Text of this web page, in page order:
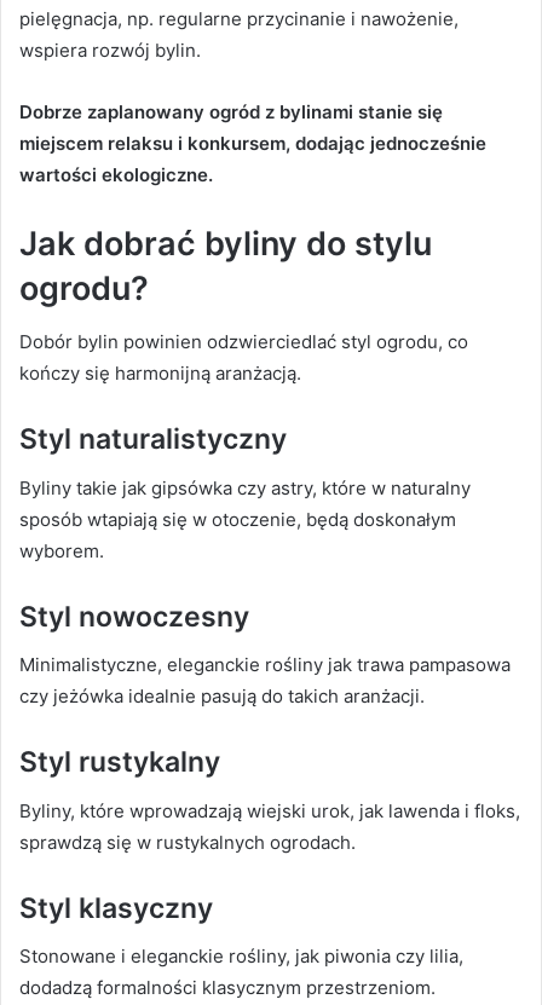
pielęgnacja, np. regularne przycinanie i nawożenie,
wspiera rozwój bylin.
Dobrze zaplanowany ogród z bylinami stanie się
miejscem relaksu i konkursem, dodając jednocześnie
wartości ekologiczne.
Jak dobrać byliny do stylu
ogrodu?
Dobór bylin powinien odzwierciedlać styl ogrodu, co
kończy się harmonijną aranżacją.
Styl naturalistyczny
Byliny takie jak gipsówka czy astry, które w naturalny
sposób wtapiają się w otoczenie, będą doskonałym
wyborem.
Styl nowoczesny
Minimalistyczne, eleganckie rośliny jak trawa pampasowa
czy jeżówka idealnie pasują do takich aranżacji.
Styl rustykalny
Byliny, które wprowadzają wiejski urok, jak lawenda i floks,
sprawdzą się w rustykalnych ogrodach.
Styl klasyczny
Stonowane i eleganckie rośliny, jak piwonia czy lilia,
dodadzą formalności klasycznym przestrzeniom.